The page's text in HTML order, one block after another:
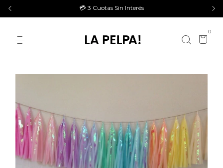
💳 3 Cuotas Sin Interés
0